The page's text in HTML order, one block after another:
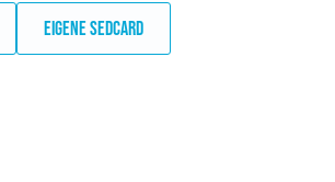
EIGENE SEDCARD